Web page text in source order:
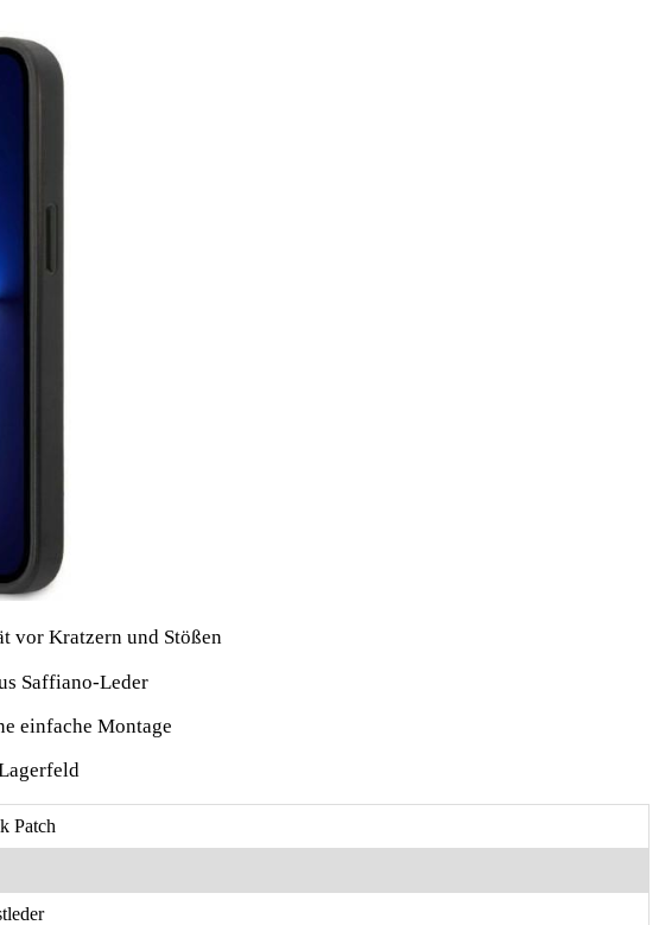
vor Kratzern und Stößen
Saffiano-Leder
einfache Montage
Patch